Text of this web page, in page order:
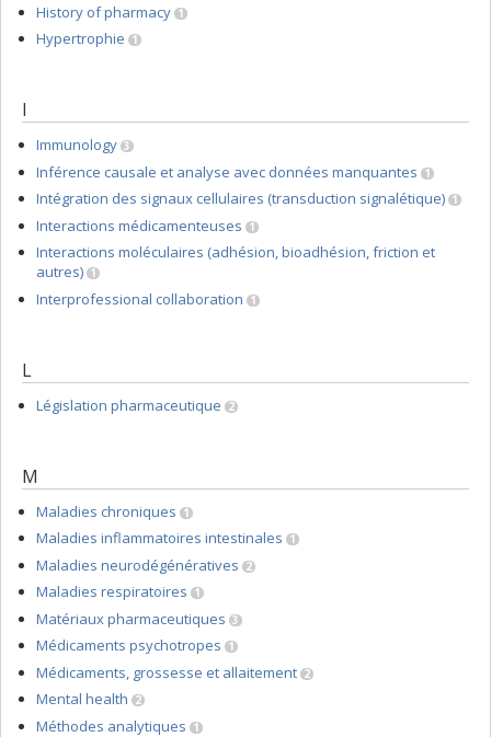
History of pharmacy 1
Hypertrophie 1
I
Immunology 3
Inférence causale et analyse avec données manquantes 1
Intégration des signaux cellulaires (transduction signalétique) 1
Interactions médicamenteuses 1
Interactions moléculaires (adhésion, bioadhésion, friction et
autres) 1
Interprofessional collaboration 1
L
Législation pharmaceutique 2
M
Maladies chroniques 1
Maladies inflammatoires intestinales 1
Maladies neurodégénératives 2
Maladies respiratoires 1
Matériaux pharmaceutiques 3
Médicaments psychotropes 1
Médicaments, grossesse et allaitement 2
Mental health 2
Méthodes analytiques 1